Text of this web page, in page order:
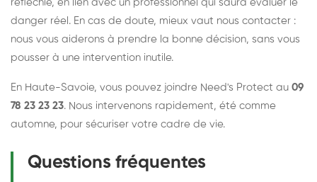
réfléchie, en lien avec un professionnel qui saura évaluer le
danger réel. En cas de doute, mieux vaut nous contacter :
nous vous aiderons à prendre la bonne décision, sans vous
pousser à une intervention inutile.
En Haute-Savoie, vous pouvez joindre Need's Protect au 09
78 23 23 23. Nous intervenons rapidement, été comme
automne, pour sécuriser votre cadre de vie.
Questions fréquentes